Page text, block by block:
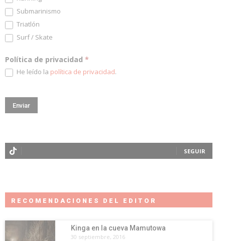
Submarinismo
Triatlón
Surf / Skate
Política de privacidad *
He leído la política de privacidad.
SEGUIR
RECOMENDACIONES DEL EDITOR
Kinga en la cueva Mamutowa
30 septiembre, 2016